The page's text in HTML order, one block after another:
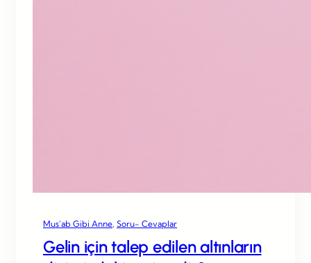
Mus’ab Gibi Anne Soru- Cevaplar
Gelin için talep edilen altınların